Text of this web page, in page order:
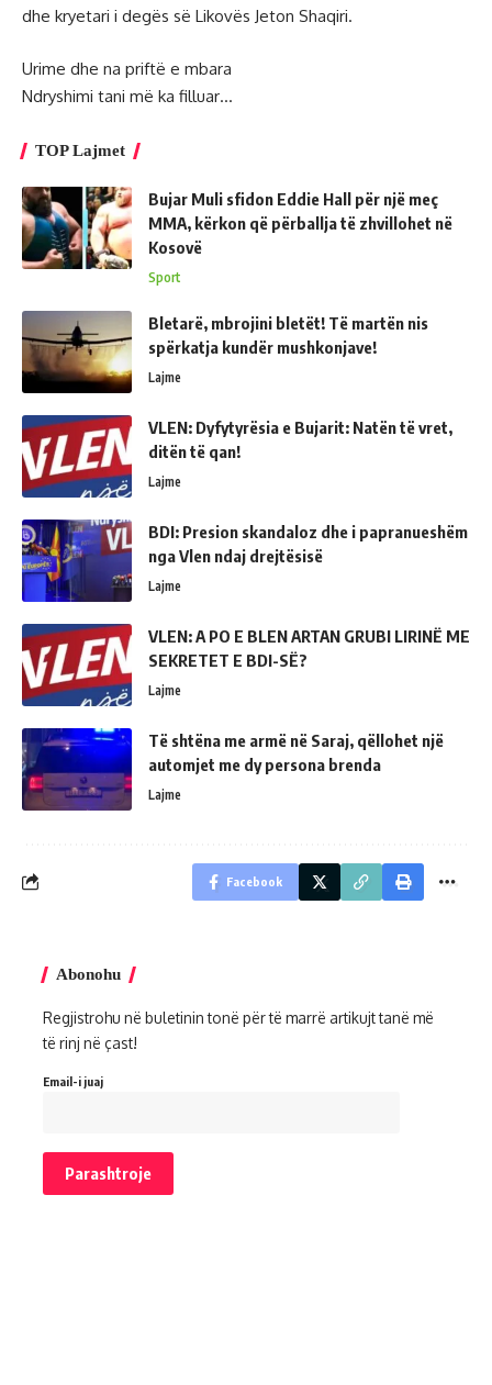
dhe kryetari i degës së Likovës Jeton Shaqiri.
Urime dhe na priftë e mbara
Ndryshimi tani më ka filluar…
TOP Lajmet
Bujar Muli sfidon Eddie Hall për një meç
MMA, kërkon që përballja të zhvillohet në
Kosovë
Sport
Bletarë, mbrojini bletët! Të martën nis
spërkatja kundër mushkonjave!
Lajme
VLEN: Dyfytyrësia e Bujarit: Natën të vret,
ditën të qan!
Lajme
BDI: Presion skandaloz dhe i papranueshëm
nga Vlen ndaj drejtësisë
Lajme
VLEN: A PO E BLEN ARTAN GRUBI LIRINË ME
SEKRETET E BDI-SË?
Lajme
Të shtëna me armë në Saraj, qëllohet një
automjet me dy persona brenda
Lajme
Facebook
Abonohu
Regjistrohu në buletinin tonë për të marrë artikujt tanë më
të rinj në çast!
Email-i juaj